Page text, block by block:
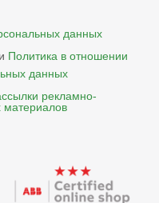
данных
и Политика в отношении
данных
рекламно-
материалов